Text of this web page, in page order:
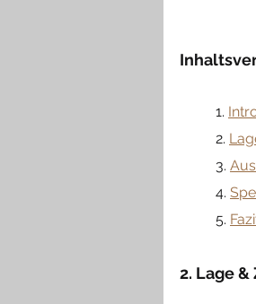
	1.
	2.
	3.
	4.
	5.
2. Lage &